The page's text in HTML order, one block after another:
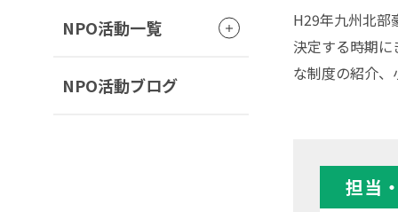
H29年九州北部
決定する時期
な制度の紹介
担当
NPO活動一覧
NPO活動ブログ